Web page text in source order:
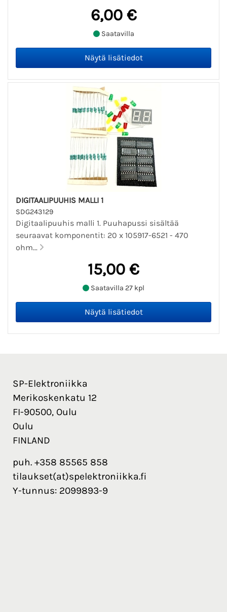
6,00 €
Saatavilla
DIGITAALIPUUHIS MALLI 1
SDG243129
Digitaalipuuhis malli 1. Puuhapussi sisältää
seuraavat komponentit: 20 x 105917-6521 - 470
ohm...
15,00 €
Saatavilla 27 kpl
SP-Elektroniikka
Merikoskenkatu 12
FI-90500, Oulu
Oulu
FINLAND
puh. +358 85565 858
tilaukset(at)spelektroniikka.fi
Y-tunnus: 2099893-9